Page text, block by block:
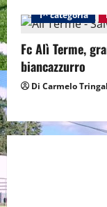
1^ categoria
Fc Alì Terme,
biancazzurro
Di Carmelo